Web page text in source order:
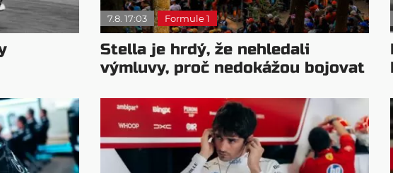
7.8. 17:03 Formule 1
Stella je hrdý, že nehledali
výmluvy, proč nedokážou bojovat